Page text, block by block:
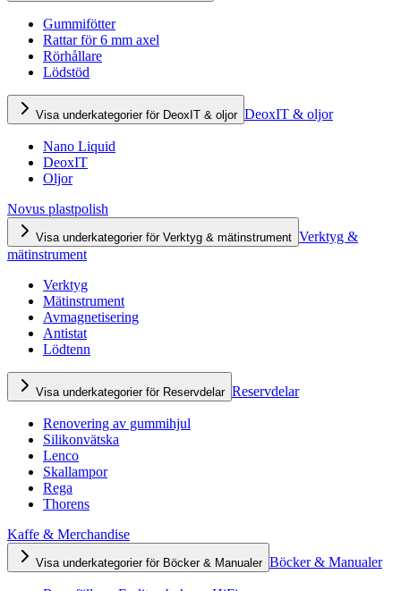
Gummifötter
Rattar för 6 mm axel
Rörhållare
Lödstöd
Visa underkategorier för DeoxIT & oljor DeoxIT & oljor
Nano Liquid
DeoxIT
Oljor
Novus plastpolish
Visa underkategorier för Verktyg & mätinstrument Verktyg &
mätinstrument
Verktyg
Mätinstrument
Avmagnetisering
Antistat
Lödtenn
Visa underkategorier för Reservdelar Reservdelar
Renovering av gummihjul
Silikonvätska
Lenco
Skallampor
Rega
Thorens
Kaffe & Merchandise
Visa underkategorier för Böcker & Manualer Böcker & Manualer